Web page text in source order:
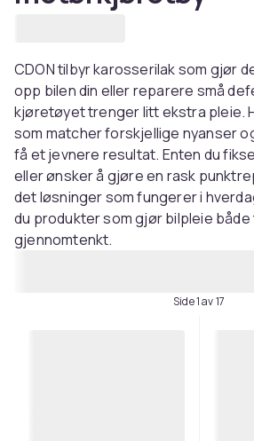
CDON tilbyr karosserilak som gjør
opp bilen din eller reparere små
kjøretøyet trenger litt ekstra pleie.
som matcher forskjellige nyanser
få et jevnere resultat. Enten du
eller ønsker å gjøre en rask
det løsninger som fungerer i
du produkter som gjør bilpleie
gjennomtenkt.
Side 1 av 17